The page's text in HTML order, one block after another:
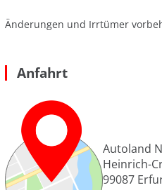
Änderungen und Irrtümer
Anfahrt
Autoland
Heinrich-
99087